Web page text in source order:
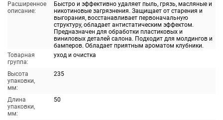
Расширенное
описание:
Быстро и эффективно удаляет пыль, грязь, масляные и
никотиновые загрязнения. Защищает от старения и
выгорания, восстанавливает первоначальную
структуру, обладает антистатическим эффектом.
Предназначен для обработки пластиковых и
виниловых деталей салона. Подходит для молдингов и
бамперов. Обладает приятным ароматом клубники.
Товарная
группа:
уход и очистка
Высота
упаковки,
мм:
235
Длина
упаковки,
мм:
50